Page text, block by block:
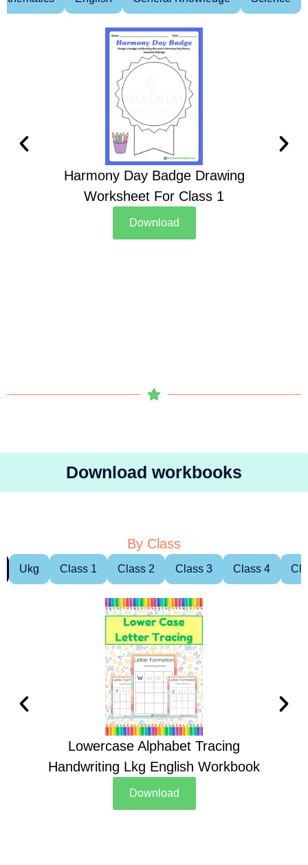
Harmony Day Badge Drawing
Worksheet For Class 1
Download
Download workbooks
By Class
Ukg Class 1 Class 2 Class 3 Class 4
Lowercase Alphabet Tracing
Handwriting Lkg English Workbook
Download